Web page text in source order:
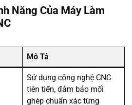
Năng Của Máy Làm
Mô Tả
Sử dụng công nghệ CNC
tiên tiến, đảm bảo mối
ghép chuẩn xác từng